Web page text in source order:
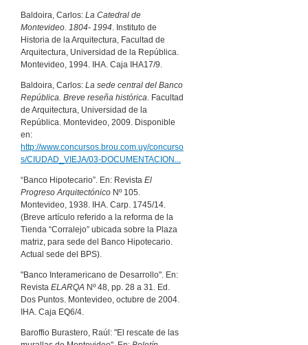
Baldoira, Carlos: La Catedral de
Montevideo. 1804- 1994. Instituto de
Historia de la Arquitectura, Facultad de
Arquitectura, Universidad de la República.
Montevideo, 1994. IHA. Caja IHA17/9.
Baldoira, Carlos: La sede central del Banco
República. Breve reseña histórica. Facultad
de Arquitectura, Universidad de la
República. Montevideo, 2009. Disponible
en:
http://www.concursos.brou.com.uy/concurso
s/CIUDAD_VIEJA/03-DOCUMENTACION...
“Banco Hipotecario”. En: Revista El
Progreso Arquitectónico Nº 105.
Montevideo, 1938. IHA. Carp. 1745/14.
(Breve artículo referido a la reforma de la
Tienda “Corralejo” ubicada sobre la Plaza
matriz, para sede del Banco Hipotecario.
Actual sede del BPS).
"Banco Interamericano de Desarrollo". En:
Revista ELARQA Nº 48, pp. 28 a 31. Ed.
Dos Puntos. Montevideo, octubre de 2004.
IHA. Caja EQ6/4.
Baroffio Burastero, Raúl: "El rescate de las